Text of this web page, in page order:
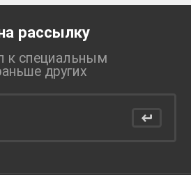
рассылку
к специальным
других